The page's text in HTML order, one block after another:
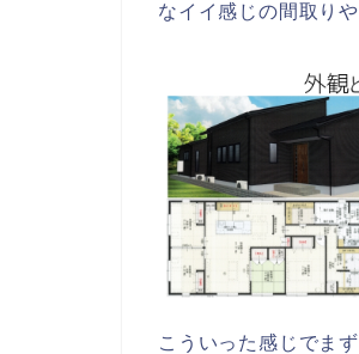
なイイ感じの間取り
こういった感じでま